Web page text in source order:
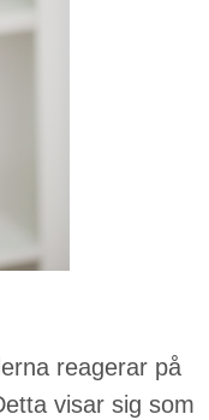
reagerar på
visar sig som